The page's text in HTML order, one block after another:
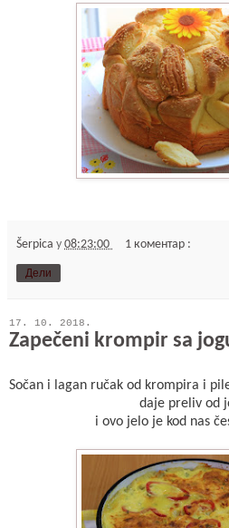
Šerpica у 08:23:00 1 коментар :
Дели
17. 10. 2018.
Zapečeni krompir sa
Sočan i lagan ručak od krompira i
daje preliv od
i ovo jelo je kod nas